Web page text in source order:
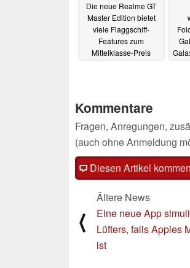
Die neue Realme GT
Master Edition bietet
viele Flaggschiff-
Features zum
Mittelklasse-Preis
Kommentare
Fragen, Anregungen,
(auch ohne Anmeldung
Diesen Artikel
⟨
Ältere News
Eine neue App
Lüfters, falls Apples
ist